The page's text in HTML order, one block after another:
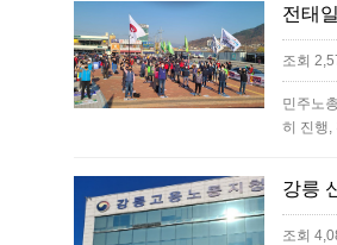
전태
조회
민주노
히 진행,
강릉
조회